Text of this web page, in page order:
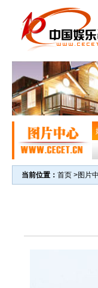
当前位置： 首页 >图片